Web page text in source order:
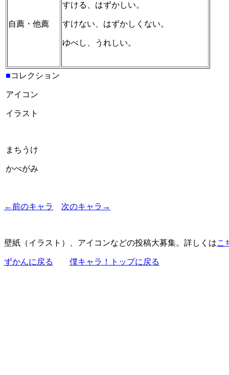
自薦・他薦
すける、はずかしい。
すけない、はずかしくない。
ゆべし、うれしい。
■コレクション
アイコン
イラスト
まちうけ
かべがみ
←前のキャラ 次のキャラ→
壁紙（イラスト）、アイコンなどの投稿大募集。詳しくはこ
ずかんに戻る 僕キャラ！トップに戻る